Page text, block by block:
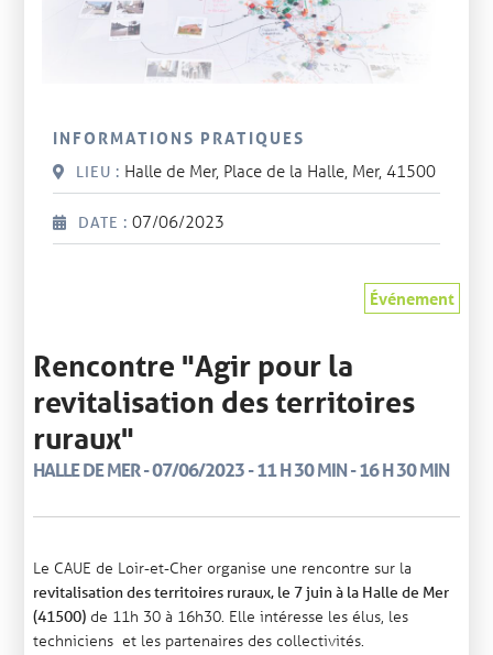
INFORMATIONS PRATIQUES
LIEU : Halle de Mer, Place de la Halle, Mer, 41500
DATE : 07/06/2023
Événement
Rencontre "Agir pour la
revitalisation des territoires
ruraux"
HALLE DE MER - 07/06/2023 - 11 H 30 MIN - 16 H 30 MIN
Le CAUE de Loir-et-Cher organise une rencontre sur la
revitalisation des territoires ruraux, le 7 juin à la Halle de Mer
(41500) de 11h 30 à 16h30. Elle intéresse les élus, les
techniciens et les partenaires des collectivités.